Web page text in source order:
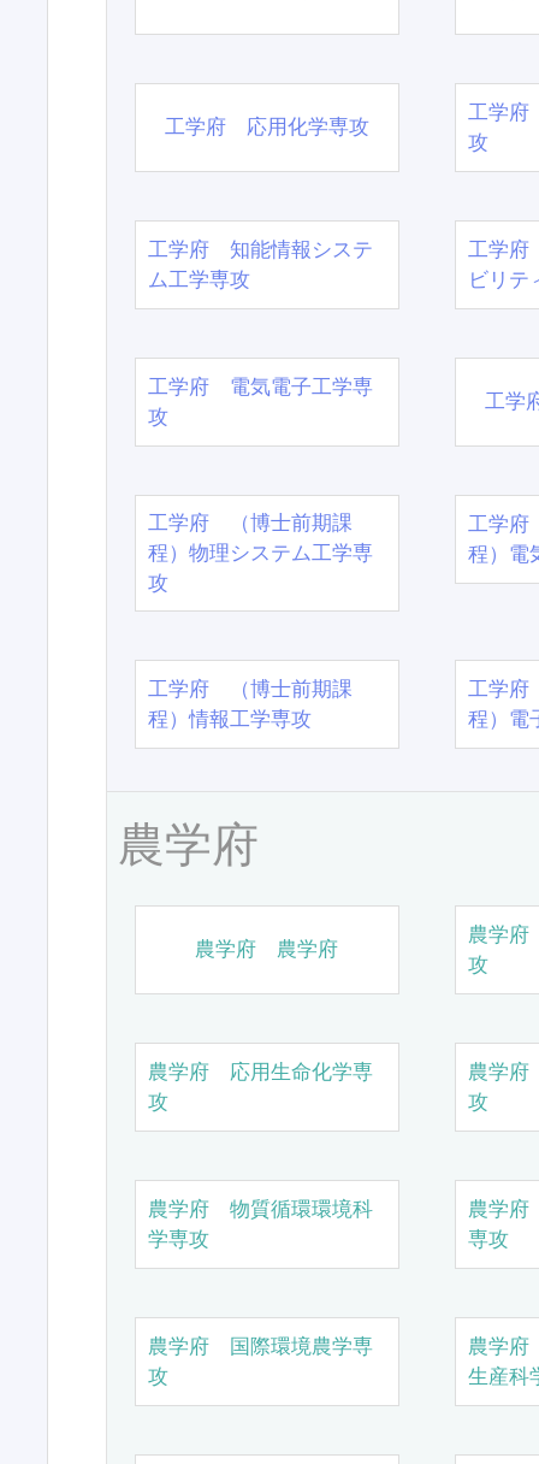
工学府 応用化学専攻
工学府
攻
工学府 知能情報システ
ム工学専攻
工学府
ビリテ
工学府 電気電子工学専
攻
工学
工学府 （博士前期課
程）物理システム工学専
攻
工学
程）電
工学府 （博士前期課
程）情報工学専攻
工学
程）電
農学府
農学府 農学府
農学
攻
農学府 応用生命化学専
攻
農学
攻
農学府 物質循環環境科
学専攻
農学
専攻
農学府 国際環境農学専
攻
農学
生産科